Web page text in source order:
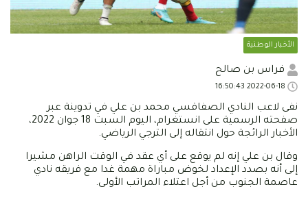
الأخبار الوطنية
فراس بن صالح
نفى لاعب النادي الصفاقسي محمد بن علي في تدوينة عبر
صفحته الرسمية على انستغرام، اليوم السبت 18 جوان 2022،
الأخبار الرائجة حول انتقاله إلى الترجي الرياضي.
وقال بن علي إنه لم يوقع على أي عقد في الوقت الراهن مشيرا
إلى أنه بصدد الإعداد لخوض مباراة مهمة غدا مع فريقه نادي
عاصمة الجنوب من أجل اعتلاء المراتب الأولى.